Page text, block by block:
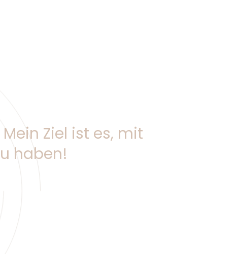
Ziel ist es, mit
haben!